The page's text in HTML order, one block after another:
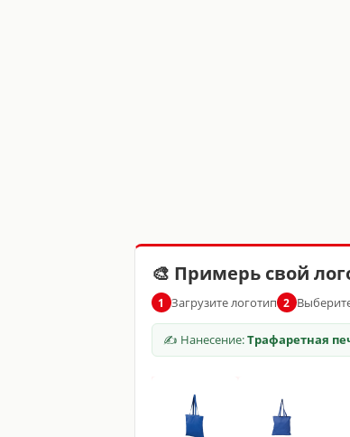
🎨 Примерь свой
1 Загрузите логотип 2
✍ Нанесение:Трафаретная